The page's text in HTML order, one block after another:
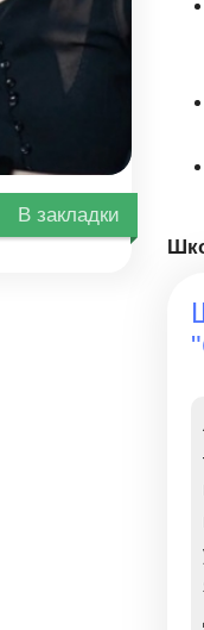
В закладки